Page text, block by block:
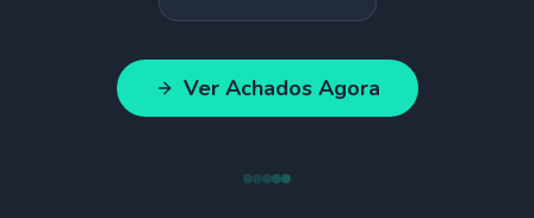
Ver Achados Agora